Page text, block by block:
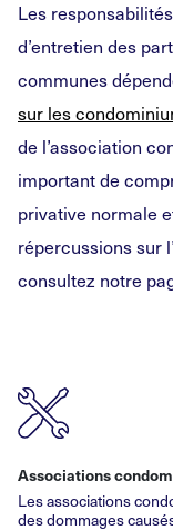
Les
d’entretien des
communes
sur les
de l’association
important de
privative normale
répercussions sur
consultez notre
Associations
Les associations
des dommages